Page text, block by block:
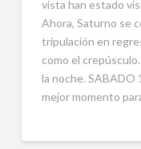
vista han estado
Ahora, Saturno se
tripulación en
como el
la noche. SABADO
mejor momento